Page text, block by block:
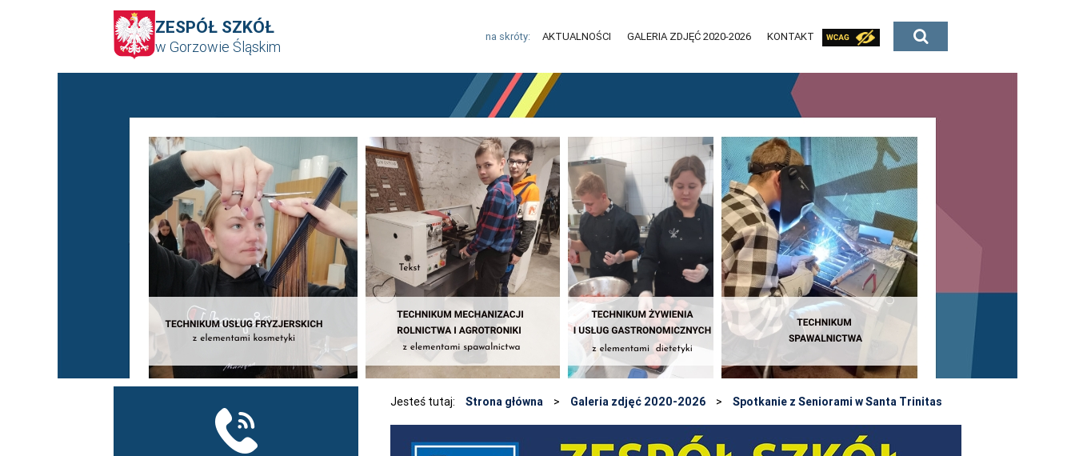
ZESPÓŁ SZKÓŁ
w Gorzowie Śląskim
na skróty: AKTUALNOŚCI GALERIA ZDJĘĆ 2020-2026 KONTAKT
Jesteś tutaj: Strona główna > Galeria zdjęć 2020-2026 > Spotkanie z Seniorami w Santa Trinitas